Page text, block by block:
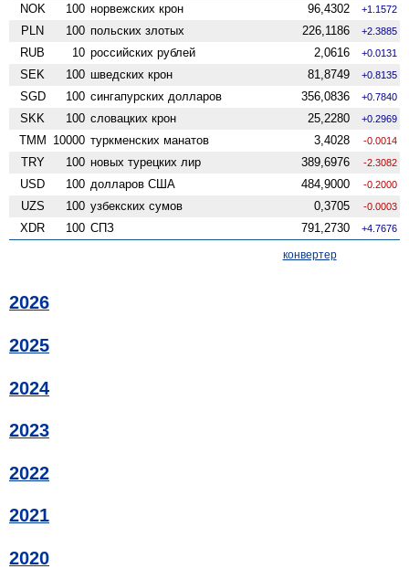
NOK 100 норвежских крон 96,4302 +1.1572
PLN 100 польских злотых 226,1186 +2.3885
RUB 10 российских рублей 2,0616 +0.0131
SEK 100 шведских крон 81,8749 +0.8135
SGD 100 сингапурских долларов 356,0836 +0.7840
SKK 100 словацких крон 25,2280 +0.2969
TMM 10000 туркменских манатов 3,4028 -0.0014
TRY 100 новых турецких лир 389,6976 -2.3082
USD 100 долларов США 484,9000 -0.2000
UZS 100 узбекских сумов 0,3705 -0.0003
XDR 100 СПЗ 791,2730 +4.7676
конвертер
2026
2025
2024
2023
2022
2021
2020